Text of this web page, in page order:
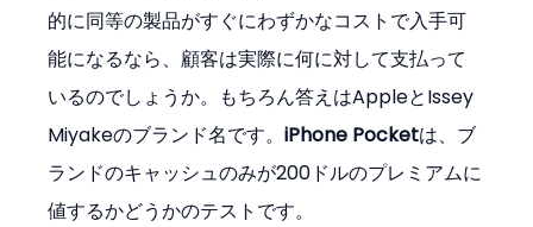
的に同等の製品がすぐにわずかなコストで入手可
能になるなら、顧客は実際に何に対して支払って
いるのでしょうか。もちろん答えはAppleとIssey
Miyakeのブランド名です。iPhone Pocketは、ブ
ランドのキャッシュのみが200ドルのプレミアムに
値するかどうかのテストです。